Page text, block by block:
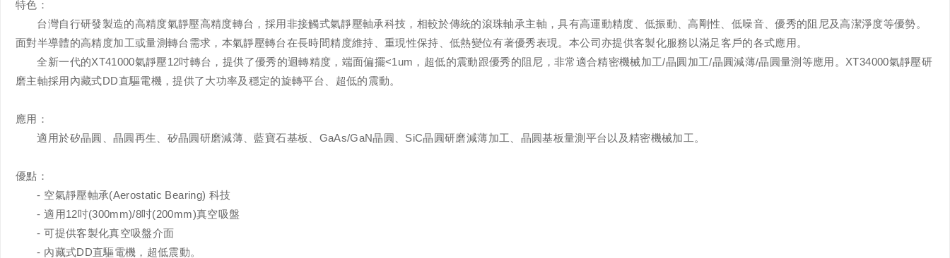
特色：
台灣自行研發製造的高精度氣靜壓高精度轉台，採用非接觸式氣靜壓軸承科技，相較於傳統的滾珠軸承主軸，具有高運動精度、低振動、高剛性、低噪音、優秀的阻尼及高潔淨度等優勢。
面對半導體的高精度加工或量測轉台需求，本氣靜壓轉台在長時間精度維持、重現性保持、低熱變位有著優秀表現。本公司亦提供客製化服務以滿足客戶的各式應用。
全新一代的XT41000氣靜壓12吋轉台，提供了優秀的迴轉精度，端面偏擺<1um，超低的震動跟優秀的阻尼，非常適合精密機械加工/晶圓加工/晶圓減薄/晶圓量測等應用。XT34000氣靜壓研
磨主軸採用內藏式DD直驅電機，提供了大功率及穩定的旋轉平台、超低的震動。
應用：
適用於矽晶圓、晶圓再生、矽晶圓研磨減薄、藍寶石基板、GaAs/GaN晶圓、SiC晶圓研磨減薄加工、晶圓基板量測平台以及精密機械加工。
優點：
- 空氣靜壓軸承(Aerostatic Bearing) 科技
- 適用12吋(300mm)/8吋(200mm)真空吸盤
- 可提供客製化真空吸盤介面
- 內藏式DD直驅電機，超低震動。